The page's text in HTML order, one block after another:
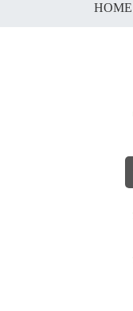
HOME